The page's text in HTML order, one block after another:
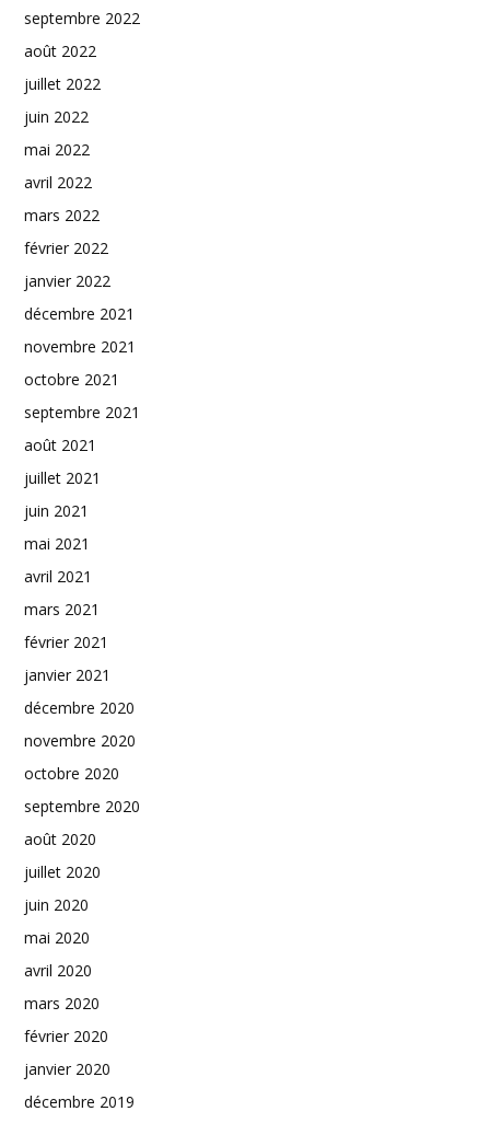
septembre 2022
août 2022
juillet 2022
juin 2022
mai 2022
avril 2022
mars 2022
février 2022
janvier 2022
décembre 2021
novembre 2021
octobre 2021
septembre 2021
août 2021
juillet 2021
juin 2021
mai 2021
avril 2021
mars 2021
février 2021
janvier 2021
décembre 2020
novembre 2020
octobre 2020
septembre 2020
août 2020
juillet 2020
juin 2020
mai 2020
avril 2020
mars 2020
février 2020
janvier 2020
décembre 2019